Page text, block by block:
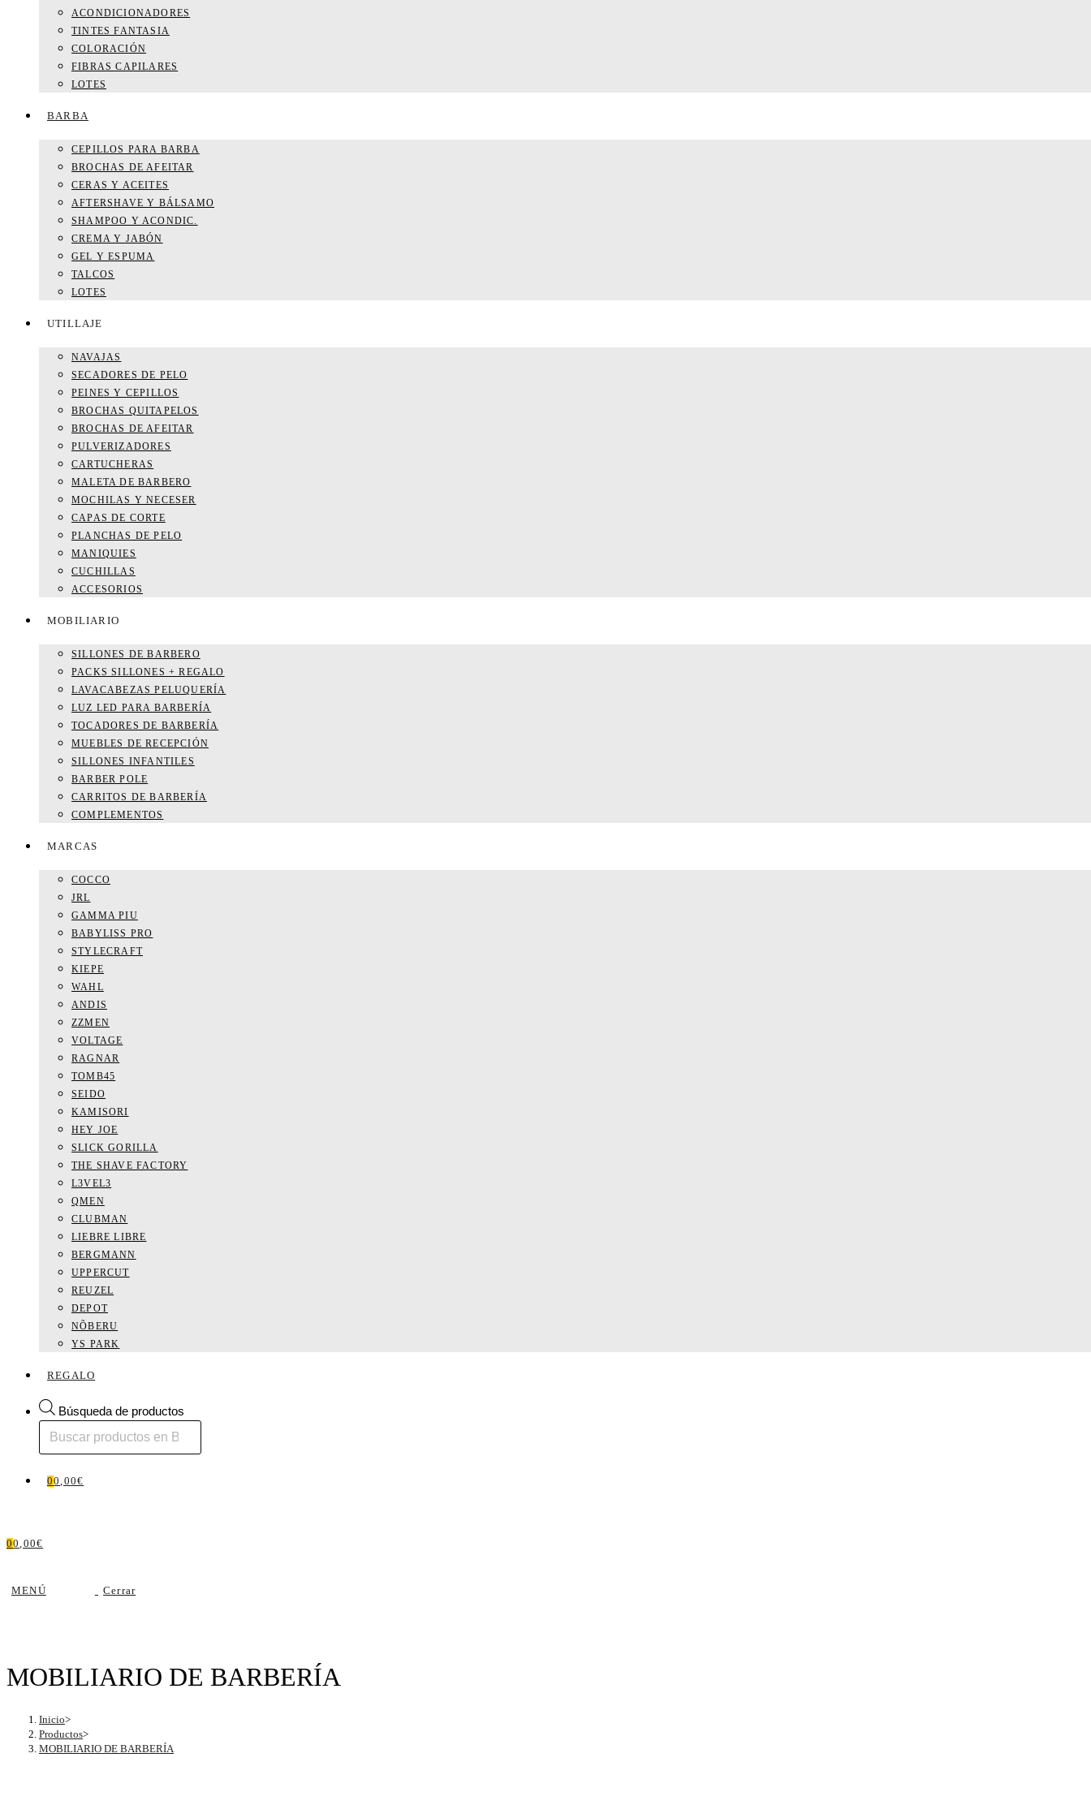
ACONDICIONADORES
TINTES FANTASIA
COLORACIÓN
FIBRAS CAPILARES
LOTES
BARBA
CEPILLOS PARA BARBA
BROCHAS DE AFEITAR
CERAS Y ACEITES
AFTERSHAVE Y BÁLSAMO
SHAMPOO Y ACONDIC.
CREMA Y JABÓN
GEL Y ESPUMA
TALCOS
LOTES
UTILLAJE
NAVAJAS
SECADORES DE PELO
PEINES Y CEPILLOS
BROCHAS QUITAPELOS
BROCHAS DE AFEITAR
PULVERIZADORES
CARTUCHERAS
MALETA DE BARBERO
MOCHILAS Y NECESER
CAPAS DE CORTE
PLANCHAS DE PELO
MANIQUIES
CUCHILLAS
ACCESORIOS
MOBILIARIO
SILLONES DE BARBERO
PACKS SILLONES + REGALO
LAVACABEZAS PELUQUERÍA
LUZ LED PARA BARBERÍA
TOCADORES DE BARBERÍA
MUEBLES DE RECEPCIÓN
SILLONES INFANTILES
BARBER POLE
CARRITOS DE BARBERÍA
COMPLEMENTOS
MARCAS
COCCO
JRL
GAMMA PIU
BABYLISS PRO
STYLECRAFT
KIEPE
WAHL
ANDIS
ZZMEN
VOLTAGE
RAGNAR
TOMB45
SEIDO
KAMISORI
HEY JOE
SLICK GORILLA
THE SHAVE FACTORY
L3VEL3
QMEN
CLUBMAN
LIEBRE LIBRE
BERGMANN
UPPERCUT
REUZEL
DEPOT
NÕBERU
YS PARK
REGALO
Búsqueda de productos
00,00€
00,00€
MENÚ Cerrar
MOBILIARIO DE BARBERÍA
Inicio>
Productos>
MOBILIARIO DE BARBERÍA